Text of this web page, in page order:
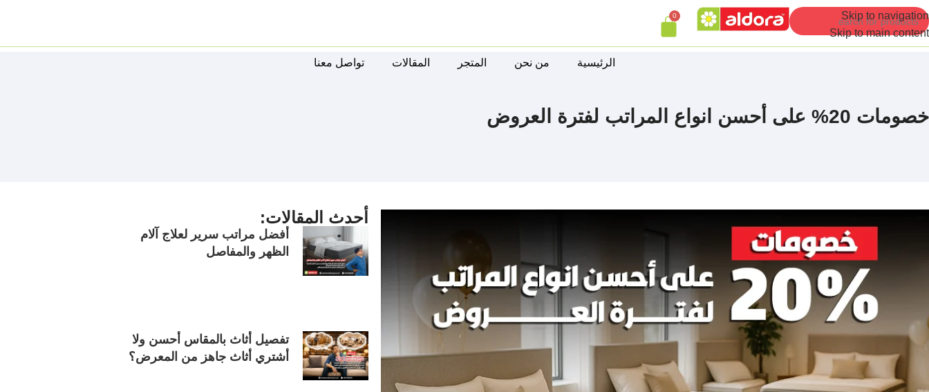
Skip to navigation
Skip to main content
0
الرئيسية من نحن المتجر المقالات تواصل معنا
خصومات 20% على أحسن انواع المراتب لفترة العروض
أحدث المقالات:
أفضل مراتب سرير لعلاج آلام
الظهر والمفاصل
تفصيل أثاث بالمقاس أحسن ولا
أشتري أثاث جاهز من المعرض؟